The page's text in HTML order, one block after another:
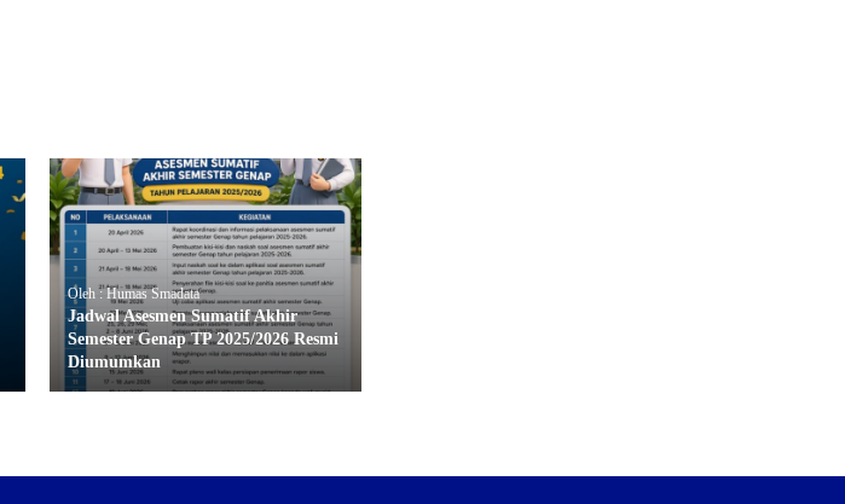
Oleh : Humas Smadata
Jadwal Asesmen Sumatif Akhir
Semester Genap TP 2025/2026 Resmi
Diumumkan